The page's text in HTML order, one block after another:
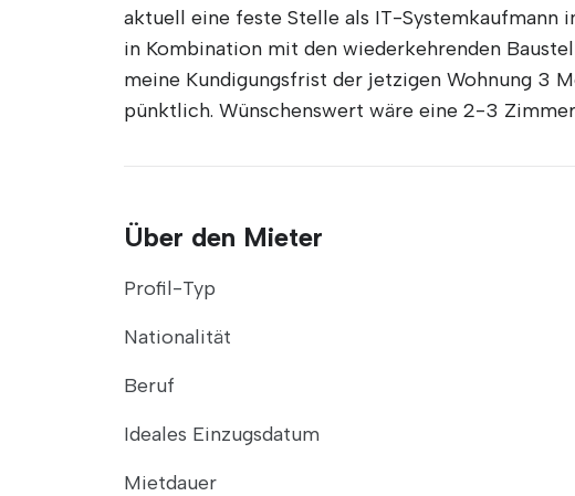
aktuell eine feste Stelle als IT-Systemkaufmann
in Kombination mit den wiederkehrenden
meine Kundigungsfrist der jetzigen Wohnung 3
pünktlich. Wünschenswert wäre eine 2-3
Über den Mieter
Profil-Typ
Nationalität
Beruf
Ideales Einzugsdatum
Mietdauer